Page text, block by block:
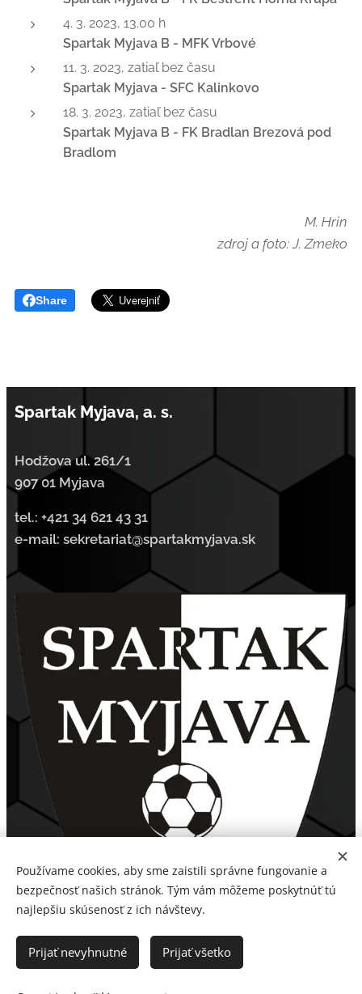
4. 3. 2023, 13.00 h
Spartak Myjava B - MFK Vrbové
11. 3. 2023, zatiaľ bez času
Spartak Myjava - SFC Kalinkovo
18. 3. 2023, zatiaľ bez času
Spartak Myjava B - FK Bradlan Brezová pod
Bradlom
M. Hrin
zdroj a foto: J. Zmeko
Share
Spartak Myjava, a. s.
Hodžova ul. 261/1
907 01 Myjava
tel.: +421 34 621 43 31
e-mail: sekretariat@spartakmyjava.sk
Používame cookies, aby sme zaistili správne fungovanie a
bezpečnosť našich stránok. Tým vám môžeme poskytnúť tú
najlepšiu skúsenosť z ich návštevy.
Prijať nevyhnutné Prijať všetko